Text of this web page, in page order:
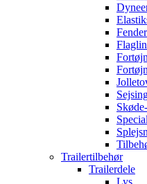
Trailertilbehør
Trailerdele